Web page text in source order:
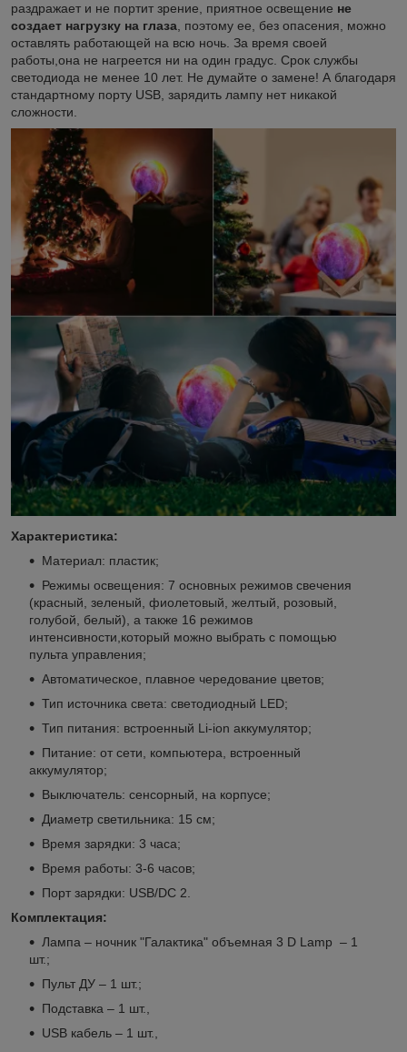
раздражает и не портит зрение, приятное освещение не
создает нагрузку на глаза, поэтому ее, без опасения, можно
оставлять работающей на всю ночь. За время своей
работы,она не нагреется ни на один градус. Срок службы
светодиода не менее 10 лет. Не думайте о замене! А благодаря
стандартному порту USB, зарядить лампу нет никакой
сложности.
Характеристика:
Материал: пластик;
Режимы освещения: 7 основных режимов свечения
(красный, зеленый, фиолетовый, желтый, розовый,
голубой, белый), а также 16 режимов
интенсивности,который можно выбрать с помощью
пульта управления;
Автоматическое, плавное чередование цветов;
Тип источника света: светодиодный LED;
Тип питания: встроенный Li-ion аккумулятор;
Питание: от сети, компьютера, встроенный
аккумулятор;
Выключатель: сенсорный, на корпусе;
Диаметр светильника: 15 см;
Время зарядки: 3 часа;
Время работы: 3-6 часов;
Порт зарядки: USB/DC 2.
Комплектация:
Лампа – ночник "Галактика" объемная 3 D Lamp – 1
шт.;
Пульт ДУ – 1 шт.;
Подставка – 1 шт.,
USB кабель – 1 шт.,